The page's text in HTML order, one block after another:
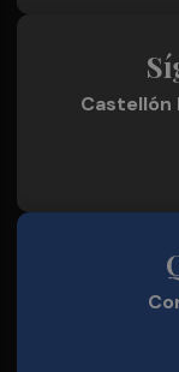
Castellón